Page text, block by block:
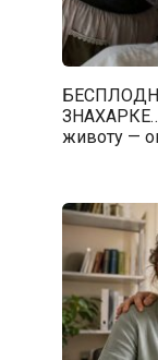
ЗНАХАРКЕ…
животу —